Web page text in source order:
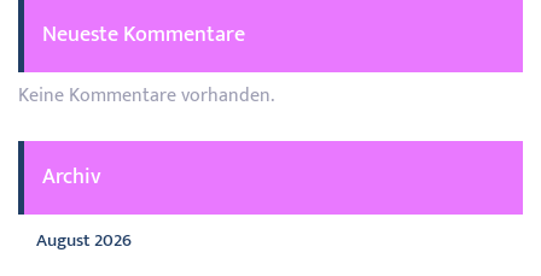
Neueste Kommentare
Keine Kommentare vorhanden.
Archiv
August 2026